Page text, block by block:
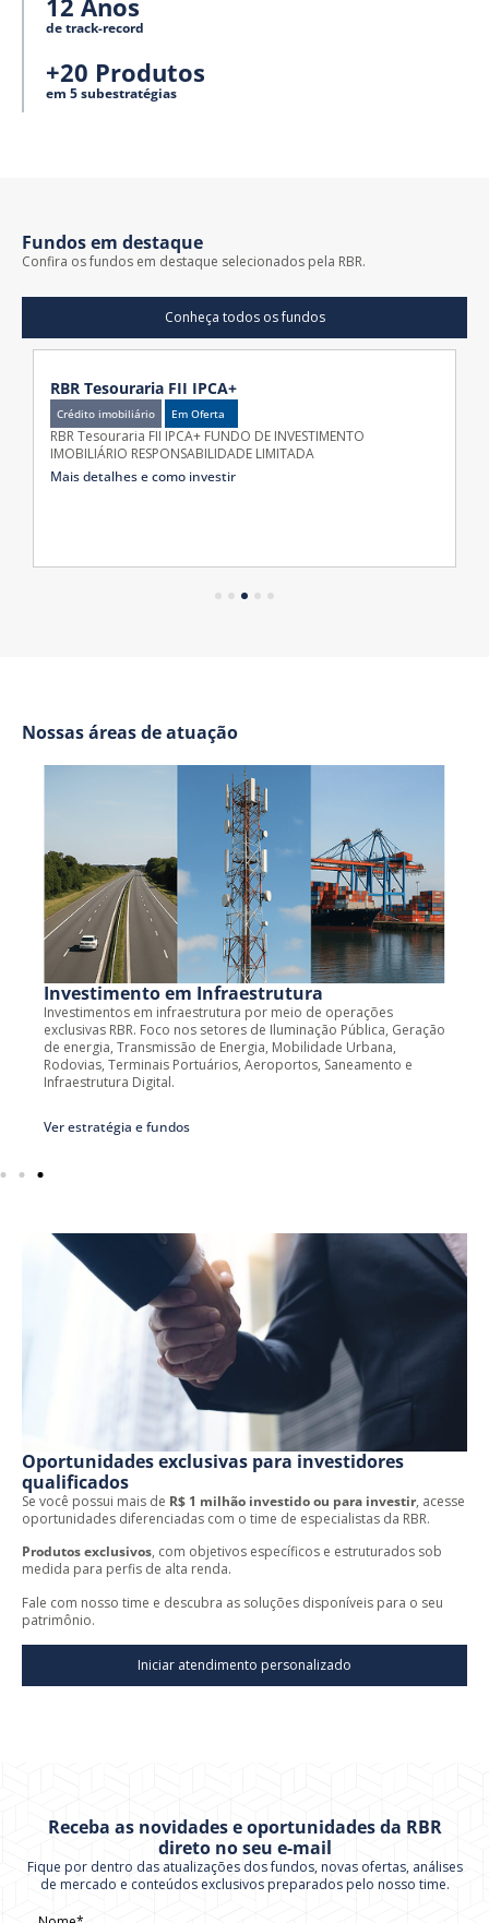
12 Anos
de track-record
+20 Produtos
em 5 subestratégias
Fundos em destaque
Confira os fundos em destaque selecionados pela RBR.
Conheça todos os fundos
RBR Tesouraria FII IPCA+
Crédito imobiliário Em Oferta
RBR Tesouraria FII IPCA+ FUNDO DE INVESTIMENTO
IMOBILIÁRIO RESPONSABILIDADE LIMITADA
Mais detalhes e como investir
Nossas áreas de atuação
Investimento em Infraestrutura
Investimentos em infraestrutura por meio de operações
exclusivas RBR. Foco nos setores de Iluminação Pública, Geração
de energia, Transmissão de Energia, Mobilidade Urbana,
Rodovias, Terminais Portuários, Aeroportos, Saneamento e
Infraestrutura Digital.
Ver estratégia e fundos
Oportunidades exclusivas para investidores
qualificados
Se você possui mais de R$ 1 milhão investido ou para investir, acesse
oportunidades diferenciadas com o time de especialistas da RBR.
Produtos exclusivos, com objetivos específicos e estruturados sob
medida para perfis de alta renda.
Fale com nosso time e descubra as soluções disponíveis para o seu
patrimônio.
Iniciar atendimento personalizado
Receba as novidades e oportunidades da RBR
direto no seu e-mail
Fique por dentro das atualizações dos fundos, novas ofertas, análises
de mercado e conteúdos exclusivos preparados pelo nosso time.